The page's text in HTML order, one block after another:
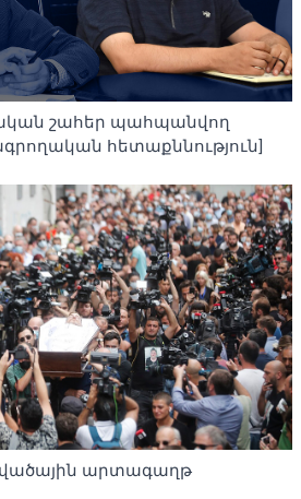
շահեր պահպանվող
հետաքննություն]
արտագաղթ